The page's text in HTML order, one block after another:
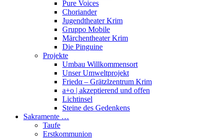
Pure Voices
Choriander
Jugendtheater Krim
Gruppo Mobile
Märchentheater Krim
Die Pinguine
Projekte
Umbau Willkommensort
Unser Umweltprojekt
Friedα – Grätzlzentrum Krim
a+o | akzeptierend und offen
Lichtinsel
Steine des Gedenkens
Sakramente …
Taufe
Erstkommunion